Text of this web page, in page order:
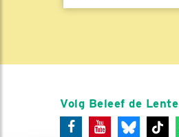
Volg Beleef de Lente